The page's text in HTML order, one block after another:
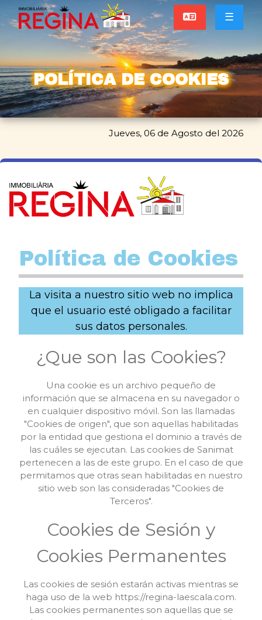
POLÍTICA DE COOKIES
☰
Jueves, 06 de Agosto del 2026
Política de Cookies
La visita a nuestro sitio web no implica
que el usuario esté obligado a facilitar
sus datos personales.
¿Que son las Cookies?
Una cookie es un archivo pequeño de
información que se almacena en su navegador o
en cualquier dispositivo móvil. Son las llamadas
"Cookies de origen", que son aquellas habilitadas
por la entidad que gestiona el dominio a través de
las cuáles se ejecutan. Las cookies de Sanimat
pertenecen a las de este grupo. En el caso de que
permitamos que otras sean habilitadas en nuestro
sitio web son las consideradas "Cookies de
Terceros".
Cookies de Sesión y
Cookies Permanentes
Las cookies de sesión estarán activas mientras se
haga uso de la web https://regina-laescala.com.
Las cookies permanentes son aquellas que se